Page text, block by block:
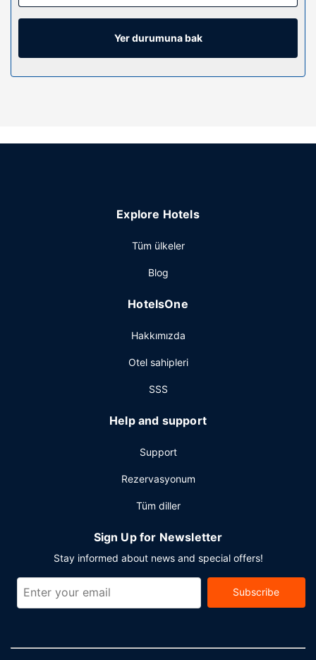
kablolu TV kanalları mevcuttur. Özel banyo, duş/küvet
kombinasyonu, ücretsiz banyo/kozmetik ürünleri ve saç
kurutma makinesi vardır. Misafirlerimize ücretsiz gazete
İnternet, ortak alanda televizyon ve otomatik satış
kahvaltı servisi yapılmaktadır.
hızlı çıkış mevcuttur. Ücretsiz otopark vardır.
Yer durumuna bak
Explore Hotels
Tüm ülkeler
Blog
HotelsOne
Hakkımızda
Otel sahipleri
SSS
Help and support
Support
Rezervasyonum
Tüm diller
Sign Up for Newsletter
Stay informed about news and special offers!
Subscribe